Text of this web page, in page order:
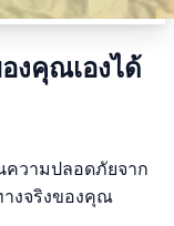
งคุณเองได้
ความปลอดภัยจาก
างจริงของคุณ